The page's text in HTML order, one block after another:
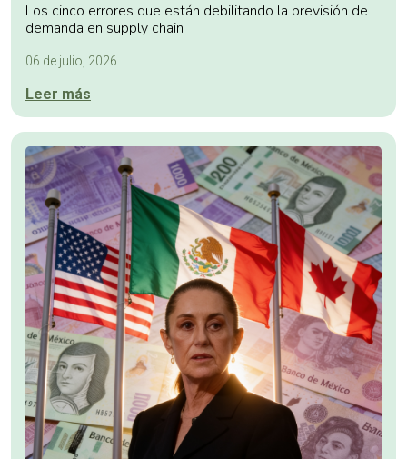
Los cinco errores que están debilitando la previsión de
demanda en supply chain
06 de julio, 2026
Leer más